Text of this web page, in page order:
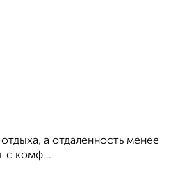
а отдаленность менее
с комф...